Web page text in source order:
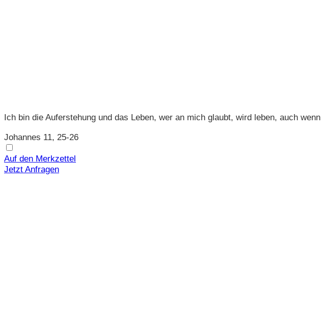
Ich bin die Auferstehung und das Leben, wer an mich glaubt, wird leben, auch
Johannes 11, 25-26
Auf den Merkzettel
Jetzt Anfragen